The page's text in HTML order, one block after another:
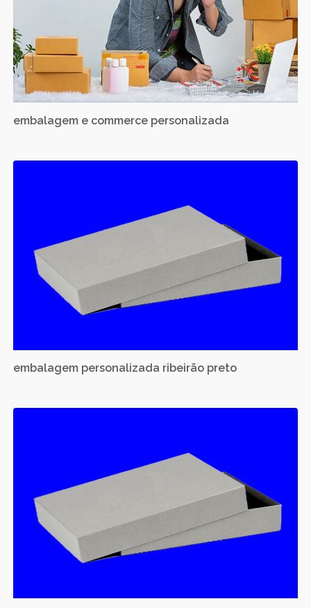
embalagem e commerce personalizada
embalagem personalizada ribeirão preto